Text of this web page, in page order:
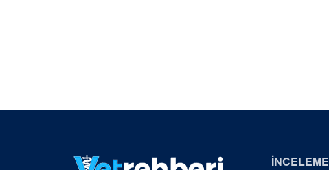
İNCELEME